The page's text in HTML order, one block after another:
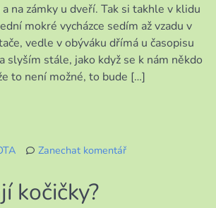
na zámky u dveří. Tak si takhle v klidu
mokré vycházce sedím až vzadu v
vedle v obýváku dřímá u časopisu
slyším stále, jako když se k nám někdo
to není možné, to bude […]
Zanechat komentář
kočičky?